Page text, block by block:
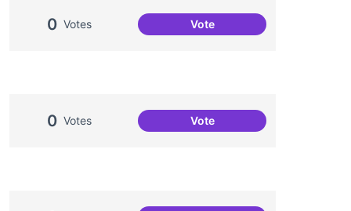
0 Votes VoteMés voluntariat
0 Votes VoteFesta de la Interculturalitat